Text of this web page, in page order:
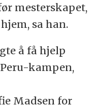
mesterskapet,
sa han.
å få hjelp
kampen,
Madsen for